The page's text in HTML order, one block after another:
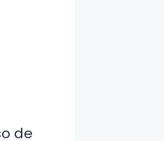
de